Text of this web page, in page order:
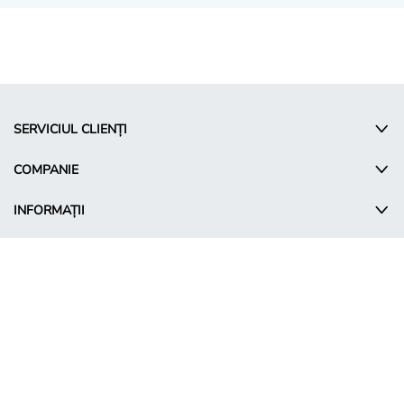
SERVICIUL CLIENȚI
COMPANIE
INFORMAȚII